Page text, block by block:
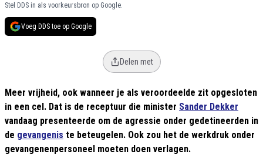
Stel DDS in als voorkeursbron op Google.
Voeg DDS toe op Google
Delen met
Meer vrijheid, ook wanneer je als veroordeelde zit opgesloten
in een cel. Dat is de receptuur die minister Sander Dekker
vandaag presenteerde om de agressie onder gedetineerden in
de gevangenis te beteugelen. Ook zou het de werkdruk onder
gevangenenpersoneel moeten doen verlagen.